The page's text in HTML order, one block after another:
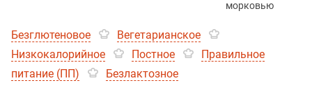
морковью
Безглютеновое
Вегетарианское
Низкокалорийное
Постное
Правильное
питание (ПП)
Безлактозное